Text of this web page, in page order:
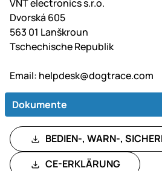
VNT electronics s.r.o.
Dvorská 605
563 01 Lanškroun
Tschechische Republik
Email: helpdesk@dogtrace.com
Dokumente
BEDIEN-, WARN-,
CE-ERKLÄRUNG